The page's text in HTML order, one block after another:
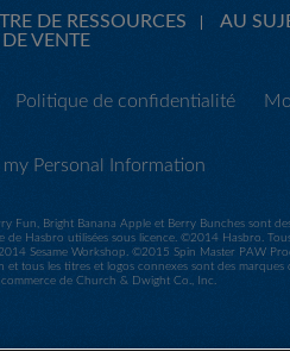
DE RESSOURCES AU
VENTE
Politique de confidentialité
Personal Information
Fun, Bright Banana Apple et Berry Bunches sont
Hasbro utilisées sous licence. ©2014 Hasbro.
Sesame Workshop. ©2015 Spin Master PAW
tous les titres et logos connexes sont des
de Church & Dwight Co., Inc.